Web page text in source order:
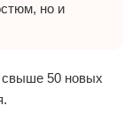
но и
50 новых